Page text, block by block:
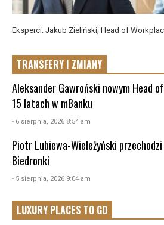
Eksperci: Jakub Zieliński, Head of
TRANSFERY I ZMIANY
Aleksander Gawroński nowym Head
15 latach w mBanku
- 6 sierpnia, 2026 8:54 am
Piotr Lubiewa-Wieleżyński
Biedronki
- 5 sierpnia, 2026 9:04 am
LUXURY PLACES TO GO